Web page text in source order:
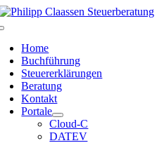
Zum
Home
Buchführung
Steuererklärungen
Beratung
Kontakt
Portale
Cloud-C
DATEV